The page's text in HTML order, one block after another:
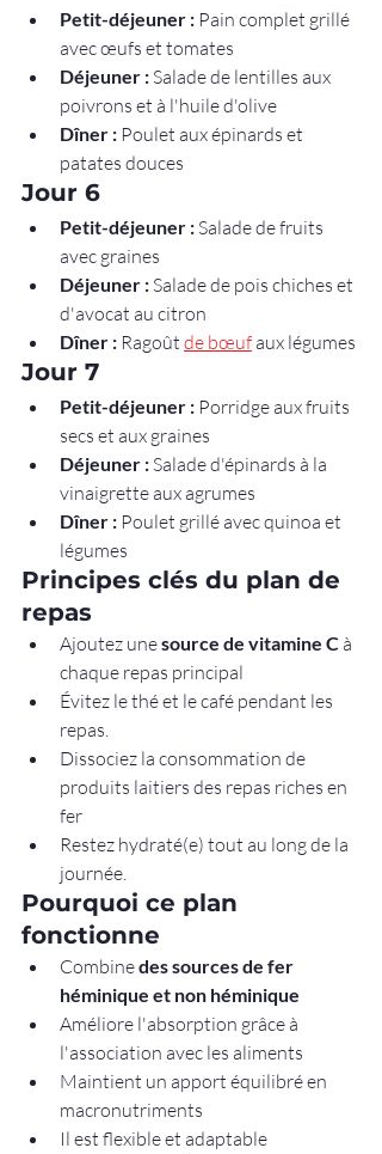
Petit-déjeuner : Pain complet grillé
avec œufs et tomates
Déjeuner : Salade de lentilles aux
poivrons et à l'huile d'olive
Dîner : Poulet aux épinards et
patates douces
Jour 6
Petit-déjeuner : Salade de fruits
avec graines
Déjeuner : Salade de pois chiches et
d'avocat au citron
Dîner : Ragoût de bœuf aux légumes
Jour 7
Petit-déjeuner : Porridge aux fruits
secs et aux graines
Déjeuner : Salade d'épinards à la
vinaigrette aux agrumes
Dîner : Poulet grillé avec quinoa et
légumes
Principes clés du plan de
repas
Ajoutez une source de vitamine C à
chaque repas principal
Évitez le thé et le café pendant les
repas.
Dissociez la consommation de
produits laitiers des repas riches en
fer
Restez hydraté(e) tout au long de la
journée.
Pourquoi ce plan
fonctionne
Combine des sources de fer
héminique et non héminique
Améliore l'absorption grâce à
l'association avec les aliments
Maintient un apport équilibré en
macronutriments
Il est flexible et adaptable